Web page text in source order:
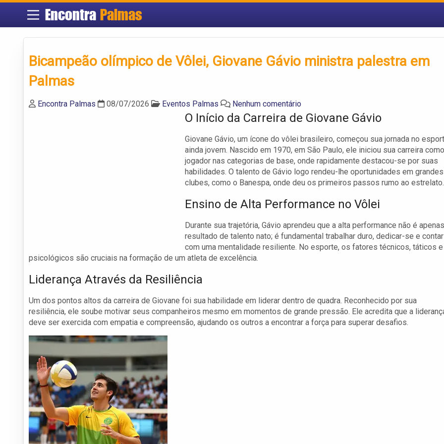
Encontra Palmas
Bicampeão olímpico de Vôlei, Giovane Gávio ministra palestra em
Palmas
Encontra Palmas 08/07/2026 Eventos Palmas Nenhum comentário
O Início da Carreira de Giovane Gávio
Giovane Gávio, um ícone do vôlei brasileiro, começou sua jornada no
ainda jovem. Nascido em 1970, em São Paulo, ele iniciou sua carreira como
jogador nas categorias de base, onde rapidamente destacou-se por suas
habilidades. O talento de Gávio logo rendeu-lhe oportunidades em grandes
clubes, como o Banespa, onde deu os primeiros passos rumo ao estrelato.
Ensino de Alta Performance no Vôlei
Durante sua trajetória, Gávio aprendeu que a alta performance não é apenas
resultado de talento nato; é fundamental trabalhar duro, dedicar-se e contar
com uma mentalidade resiliente. No esporte, os fatores técnicos, táticos e
psicológicos são cruciais na formação de um atleta de excelência.
Liderança Através da Resiliência
Um dos pontos altos da carreira de Giovane foi sua habilidade em liderar dentro de quadra. Reconhecido por sua
resiliência, ele soube motivar seus companheiros mesmo em momentos de grande pressão. Ele acredita que a
deve ser exercida com empatia e compreensão, ajudando os outros a encontrar a força para superar desafios.